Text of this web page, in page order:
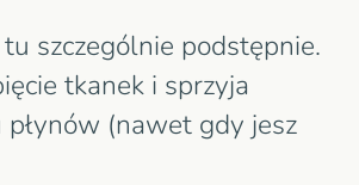
tu szczególnie podstępnie.
tkanek i sprzyja
płynów (nawet gdy jesz